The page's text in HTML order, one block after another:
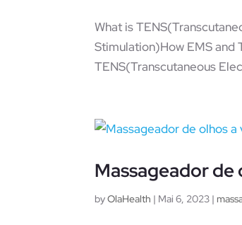
What is
Stimulation)How EMS and
TENS(Transcutaneous
Massageador de
byOlaHealth | Mai 6, 2023 |